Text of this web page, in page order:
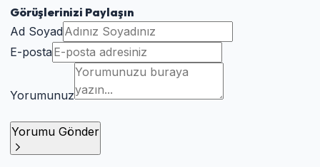
Görüşlerinizi Paylaşın
Ad Soyad
E-posta
Yorumunuz
Yorumu Gönder